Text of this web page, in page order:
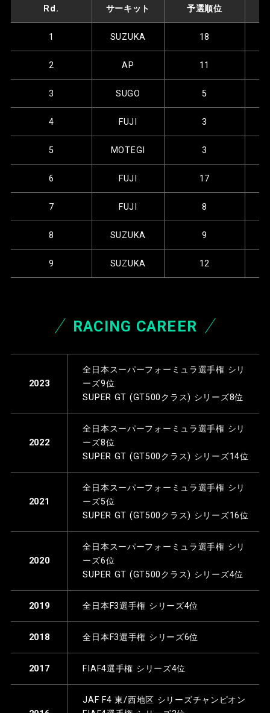
Rd. サーキット 予選順位
1 SUZUKA 18
2 AP 11
3 SUGO 5
4 FUJI 3
5 MOTEGI 3
6 FUJI 17
7 FUJI 8
8 SUZUKA 9
9 SUZUKA 12
RACING CAREER
2023
全日本スーパーフォーミュラ選手権 シリ
ーズ9位
SUPER GT (GT500クラス) シリーズ8位
2022
全日本スーパーフォーミュラ選手権 シリ
ーズ8位
SUPER GT (GT500クラス) シリーズ14位
2021
全日本スーパーフォーミュラ選手権 シリ
ーズ5位
SUPER GT (GT500クラス) シリーズ16位
2020
全日本スーパーフォーミュラ選手権 シリ
ーズ6位
SUPER GT (GT500クラス) シリーズ4位
2019 全日本F3選手権 シリーズ4位
2018 全日本F3選手権 シリーズ6位
2017 FIAF4選手権 シリーズ4位
JAF F4 東/西地区 シリーズチャンピオン